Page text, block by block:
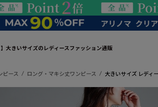
大きいサイズのレディースファッション通販
ピース ロング・マキシ丈ワンピース 大きいサイズ レディ